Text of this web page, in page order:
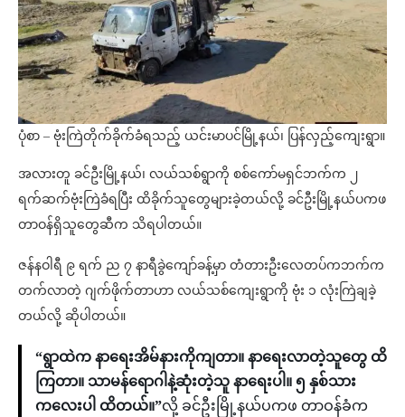
ပုံစာ – ဗုံးကြဲတိုက်ခိုက်ခံရသည့် ယင်းမာပင်မြို့နယ်၊ ပြန်လှည့်ကျေးရွာ။
အလားတူ ခင်ဦးမြို့နယ်၊ လယ်သစ်ရွာကို စစ်ကော်မရှင်ဘက်က ၂
ရက်ဆက်ဗုံးကြဲခံရပြီး ထိခိုက်သူတွေများခဲ့တယ်လို့ ခင်ဦးမြို့နယ်ပကဖ
တာဝန်ရှိသူတွေဆီက သိရပါတယ်။
ဇန်နဝါရီ ၉ ရက် ည ၇ နာရီခွဲကျော်ခန့်မှာ တံတားဦးလေတပ်ကဘက်က
တက်လာတဲ့ ဂျက်ဖိုက်တာဟာ လယ်သစ်ကျေးရွာကို ဗုံး ၁ လုံးကြဲချခဲ့
တယ်လို့ ဆိုပါတယ်။
“ရွာထဲက နာရေးအိမ်နားကိုကျတာ။ နာရေးလာတဲ့သူတွေ ထိ
ကြတာ။ သာမန်ရောဂါနဲ့ဆုံးတဲ့သူ နာရေးပါ။ ၅ နှစ်သား
ကလေးပါ ထိတယ်။”လို့ ခင်ဦးမြို့နယ်ပကဖ တာဝန်ခံက